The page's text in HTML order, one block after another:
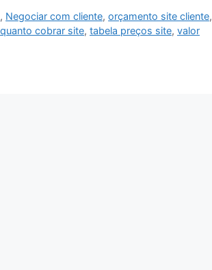
, Negociar com cliente,orçamento site cliente,
quanto cobrar site, tabela preços site, valor